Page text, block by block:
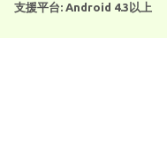
支援平台: Android 4.3以上